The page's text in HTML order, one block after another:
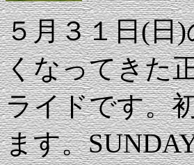
５月３１日(日
くなってきた
ライドです。
ます。